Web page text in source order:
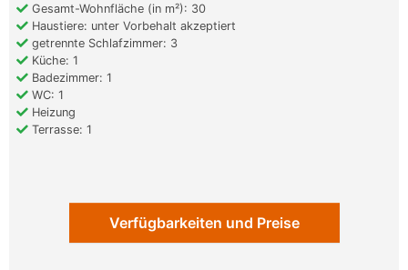
Gesamt-Wohnfläche (in m²): 30
Haustiere: unter Vorbehalt akzeptiert
getrennte Schlafzimmer: 3
Küche: 1
Badezimmer: 1
WC: 1
Heizung
Terrasse: 1
Verfügbarkeiten und Preise